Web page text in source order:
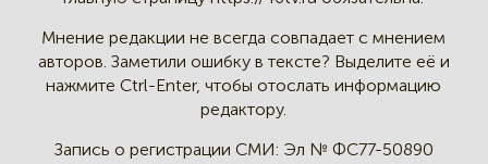
Мнение редакции не всегда совпадает с мнением
авторов. Заметили ошибку в тексте? Выделите её и
нажмите Ctrl-Enter, чтобы отослать информацию
редактору.
Запись о регистрации СМИ: Эл № ФС77-50890